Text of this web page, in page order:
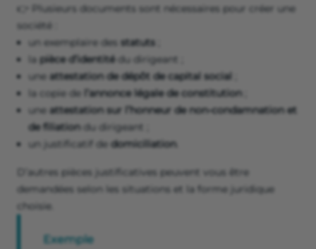
👉 Plusieurs documents sont nécessaires pour créer une
société :
un exemplaire des statuts
la pièce d’identité du dirigeant ;
une attestation de dépôt de capital social
la copie de l’annonce légale de constitution
une attestation sur l’honneur de non-condamnation et
de filiationdu dirigeant ;
un justificatif de domiciliation.
D’autres pièces justificatives peuvent vous être
demandées selon les situations et la forme juridique
choisie.
Exemple